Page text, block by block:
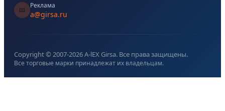
📧
Реклама
a@girsa.ru
Copyright © 2007-2026A-lEX Girsa. Все права защищены.
Все торговые марки принадлежат их владельцам.